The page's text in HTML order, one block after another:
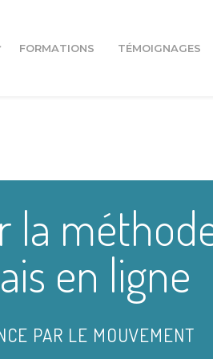
FORMATIONS TÉMOIGNAGES
la
en ligne
PAR LE MOUVEMENT